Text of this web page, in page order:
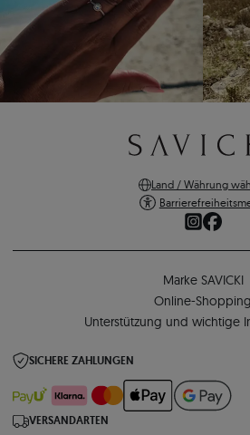
Land / Währung
Marke SAVICKI
Online-Shopping
Unterstützung und wichtige
SICHERE ZAHLUNGEN
VERSANDARTEN